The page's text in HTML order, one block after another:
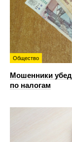
Общество
Мошенники
по налогам